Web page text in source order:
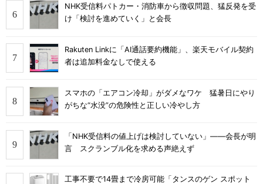
NHK受信料パトカー・消防車から徴収問題、猛反発を受
け「検討を進めていく」と会長
Rakuten Linkに「AI通話要約機能」、楽天モバイル契約
者は追加料金なしで使える
スマホの「エアコン冷却」がダメなワケ 猛暑日にやり
がちな“水没”の危険性と正しい冷やし方
「NHK受信料の値上げは検討していない」――会長が明
言 スクランブル化を求める声絶えず
工事不要で14畳まで冷房可能「タンスのゲン スポット